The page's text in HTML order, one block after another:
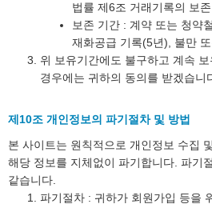
법률 제6조 거래기록의 보존
보존 기간 : 계약 또는 청약
재화공급 기록(5년), 불만
위 보유기간에도 불구하고 계속
경우에는 귀하의 동의를 받겠습니
제10조 개인정보의 파기절차 및 방법
본 사이트는 원칙적으로 개인정보 수집
해당 정보를 지체없이 파기합니다. 파기
같습니다.
파기절차 : 귀하가 회원가입 등을